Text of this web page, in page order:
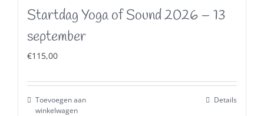
Startdag Yoga of Sound 2026 – 13
september
€115,00
Toevoegen aan
winkelwagen
Details